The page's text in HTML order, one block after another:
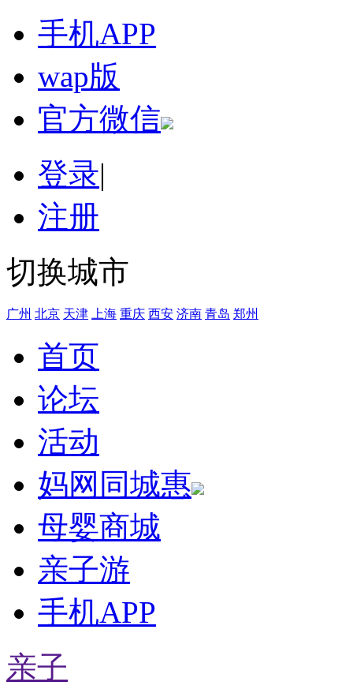
手机APP
wap版
官方微信
登录|
注册
切换城市
广州 北京 天津 上海 重庆 西安 济南 青岛 郑州
首页
论坛
活动
妈网同城惠
母婴商城
亲子游
手机APP
亲子